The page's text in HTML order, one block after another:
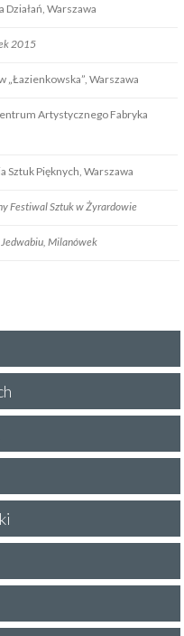
Działań, Warszawa
2015
„Łazienkowska”, Warszawa
Artystycznego Fabryka
Sztuk Pięknych, Warszawa
Festiwal Sztuk w Żyrardowie
Milanówek